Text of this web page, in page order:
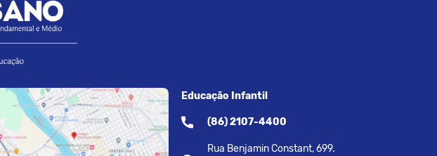
Educação Infantil
(86) 2107-4400
Rua Benjamin Constant, 699.